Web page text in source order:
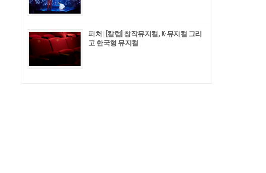
피처 | [칼럼] 창작뮤지컬, K-뮤지컬 그리
고 한국형 뮤지컬